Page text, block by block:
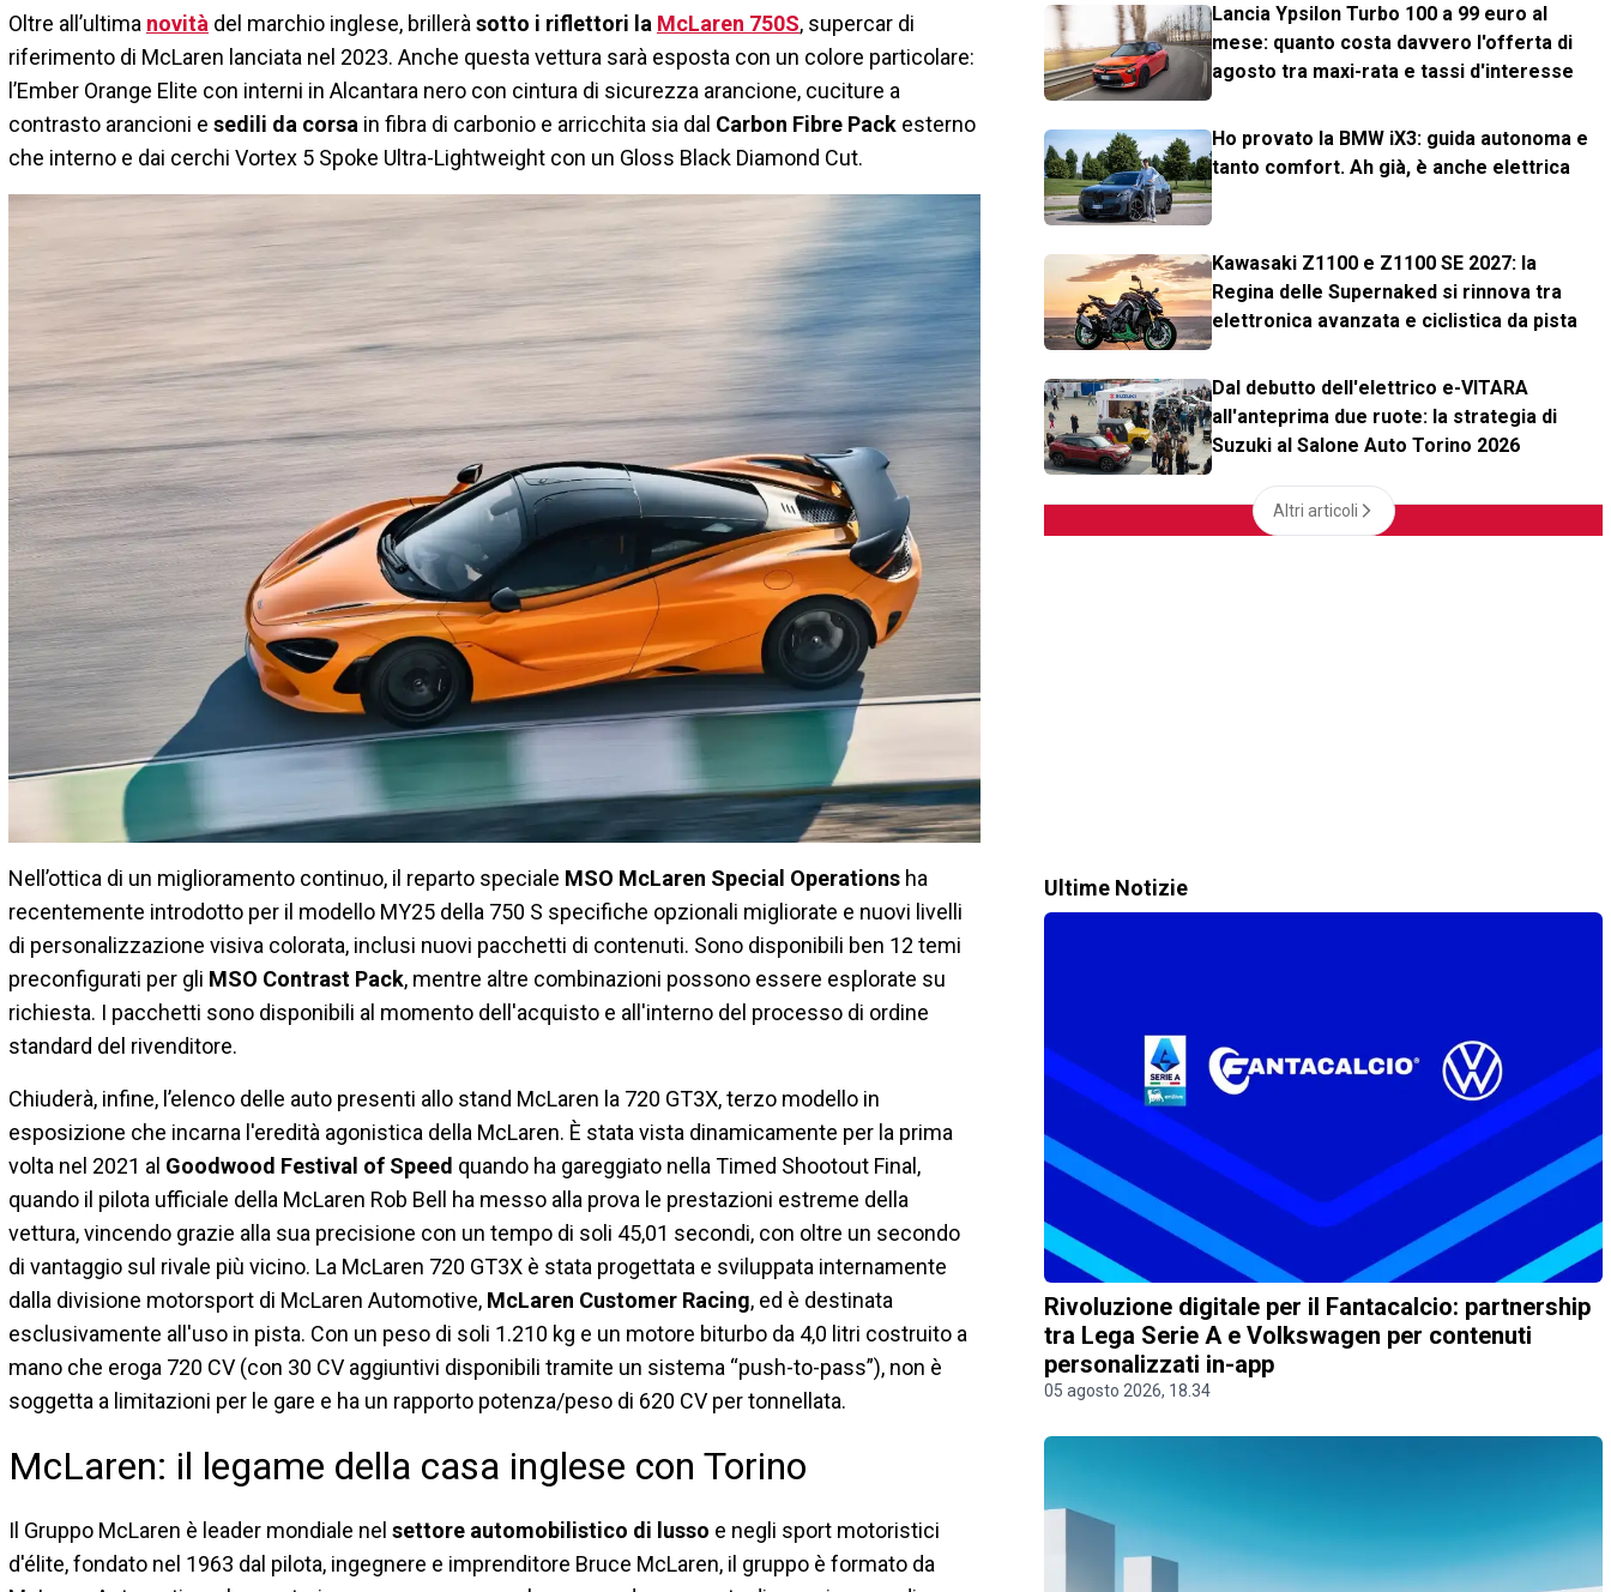
Oltre all’ultima novità del marchio inglese, brillerà sotto i riflettori la McLaren 750S, supercar di
riferimento di McLaren lanciata nel 2023. Anche questa vettura sarà esposta con un colore particolare:
l’Ember Orange Elite con interni in Alcantara nero con cintura di sicurezza arancione, cuciture a
contrasto arancioni e sedili da corsa in fibra di carbonio e arricchita sia dal Carbon Fibre Pack esterno
che interno e dai cerchi Vortex 5 Spoke Ultra-Lightweight con un Gloss Black Diamond Cut.
Nell’ottica di un miglioramento continuo, il reparto speciale MSO McLaren Special Operations ha
recentemente introdotto per il modello MY25 della 750 S specifiche opzionali migliorate e nuovi livelli
di personalizzazione visiva colorata, inclusi nuovi pacchetti di contenuti. Sono disponibili ben 12 temi
preconfigurati per gli MSO Contrast Pack, mentre altre combinazioni possono essere esplorate su
richiesta. I pacchetti sono disponibili al momento dell'acquisto e all'interno del processo di ordine
standard del rivenditore.
Chiuderà, infine, l’elenco delle auto presenti allo stand McLaren la 720 GT3X, terzo modello in
esposizione che incarna l'eredità agonistica della McLaren. È stata vista dinamicamente per la prima
volta nel 2021 al Goodwood Festival of Speed quando ha gareggiato nella Timed Shootout Final,
quando il pilota ufficiale della McLaren Rob Bell ha messo alla prova le prestazioni estreme della
vettura, vincendo grazie alla sua precisione con un tempo di soli 45,01 secondi, con oltre un secondo
di vantaggio sul rivale più vicino. La McLaren 720 GT3X è stata progettata e sviluppata internamente
dalla divisione motorsport di McLaren Automotive, McLaren Customer Racing, ed è destinata
esclusivamente all'uso in pista. Con un peso di soli 1.210 kg e un motore biturbo da 4,0 litri costruito a
mano che eroga 720 CV (con 30 CV aggiuntivi disponibili tramite un sistema “push-to-pass”), non è
soggetta a limitazioni per le gare e ha un rapporto potenza/peso di 620 CV per tonnellata.
McLaren: il legame della casa inglese con Torino
Il Gruppo McLaren è leader mondiale nel settore automobilistico di lusso e negli sport motoristici
d'élite, fondato nel 1963 dal pilota, ingegnere e imprenditore Bruce McLaren, il gruppo è formato da
Lancia Ypsilon Turbo 100 a 99 euro al
mese: quanto costa davvero l'offerta di
agosto tra maxi-rata e tassi d'interesse
Ho provato la BMW iX3: guida autonoma e
tanto comfort. Ah già, è anche elettrica
Kawasaki Z1100 e Z1100 SE 2027: la
Regina delle Supernaked si rinnova tra
elettronica avanzata e ciclistica da pista
Dal debutto dell'elettrico e-VITARA
all'anteprima due ruote: la strategia di
Suzuki al Salone Auto Torino 2026
Altri articoli
Ultime Notizie
Rivoluzione digitale per il Fantacalcio: partnership
tra Lega Serie A e Volkswagen per contenuti
personalizzati in-app
05 agosto 2026, 18.34